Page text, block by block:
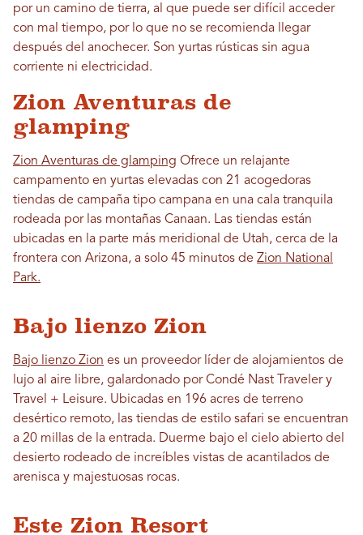
por un camino de tierra, al que puede ser difícil acceder
con mal tiempo, por lo que no se recomienda llegar
después del anochecer. Son yurtas rústicas sin agua
corriente ni electricidad.
Zion Aventuras de
glamping
Zion Aventuras de glamping Ofrece un relajante
campamento en yurtas elevadas con 21 acogedoras
tiendas de campaña tipo campana en una cala tranquila
rodeada por las montañas Canaan. Las tiendas están
ubicadas en la parte más meridional de Utah, cerca de la
frontera con Arizona, a solo 45 minutos de Zion National
Park.
Bajo lienzo Zion
Bajo lienzo Zion es un proveedor líder de alojamientos de
lujo al aire libre, galardonado por Condé Nast Traveler y
Travel + Leisure. Ubicadas en 196 acres de terreno
desértico remoto, las tiendas de estilo safari se encuentran
a 20 millas de la entrada. Duerme bajo el cielo abierto del
desierto rodeado de increíbles vistas de acantilados de
arenisca y majestuosas rocas.
Este Zion Resort